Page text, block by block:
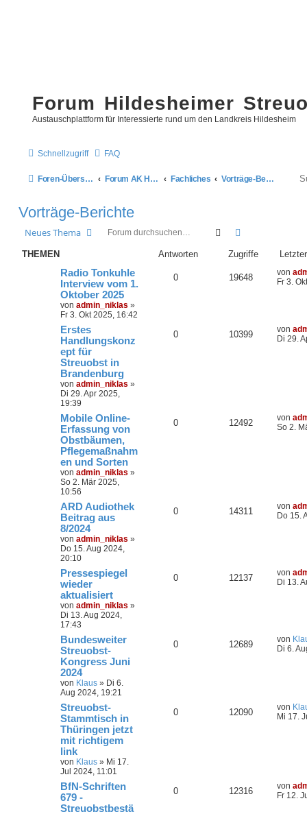
Forum Hildesheimer
Austauschplattform für Interessierte rund um den Landkreis Hildesheim
Schnellzugriff FAQ
Foren-Übersicht Forum AK Hildesheimer Streuobstwiesen Fachliches Vorträge-Berichte
Vorträge-Berichte
Neues Thema Suche
THEMEN Antworten Zugriffe
Radio Tonkuhle
Interview vom 1.
Oktober 2025
von admin_niklas »
Fr 3. Okt 2025, 16:42
0 19648 von
Fr 3.
Erstes
Handlungskonz
ept für
Streuobst in
Brandenburg
von admin_niklas »
Di 29. Apr 2025,
19:39
0 10399 von
Di 29.
Mobile Online-
Erfassung von
Obstbäumen,
Pflegemaßnahm
en und Sorten
von admin_niklas »
So 2. Mär 2025,
10:56
0 12492 von
So 2.
ARD Audiothek
Beitrag aus
8/2024
von admin_niklas »
Do 15. Aug 2024,
20:10
0 14311 von
Do 15.
Pressespiegel
wieder
aktualisiert
von admin_niklas »
Di 13. Aug 2024,
17:43
0 12137 von
Di 13.
Bundesweiter
Streuobst-
Kongress Juni
2024
von Klaus » Di 6.
Aug 2024, 19:21
0 12689 von
Di 6.
Streuobst-
Stammtisch in
Thüringen jetzt
mit richtigem
link
von Klaus » Mi 17.
Jul 2024, 11:01
0 12090 von
Mi 17.
BfN-Schriften
679 -
Streuobstbestä
0 12316 von
Fr 12.